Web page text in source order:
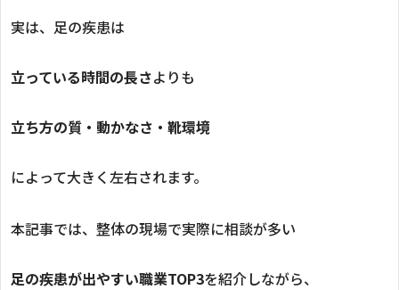
実は、足の疾患は
立っている時間の長さよりも
立ち方の質・動かなさ・靴環境
によって大きく左右されます。
本記事では、整体の現場で実際に相談が多い
足の疾患が出やすい職業TOP3を紹介しながら、